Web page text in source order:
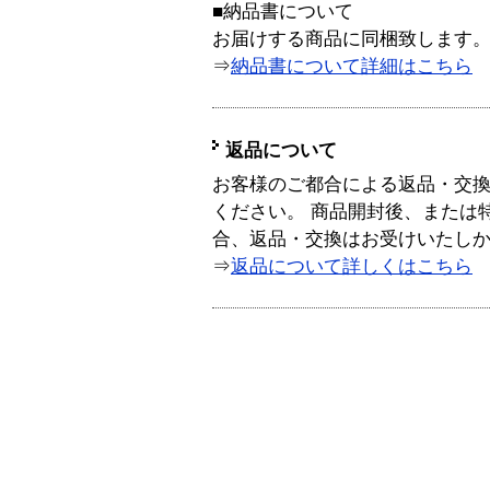
■納品書について
お届けする商品に同梱致します。
⇒納品書について詳細はこちら
返品について
お客様のご都合による返品・交
ください。 商品開封後、または
合、返品・交換はお受けいたし
⇒返品について詳しくはこちら